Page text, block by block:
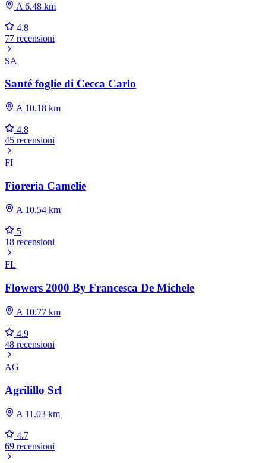
A 6.48 km
4.8
77 recensioni
SA
Santé foglie di Cecca Carlo
A 10.18 km
4.8
45 recensioni
FI
Fioreria Camelie
A 10.54 km
5
18 recensioni
FL
Flowers 2000 By Francesca De Michele
A 10.77 km
4.9
48 recensioni
AG
Agrilillo Srl
A 11.03 km
4.7
69 recensioni